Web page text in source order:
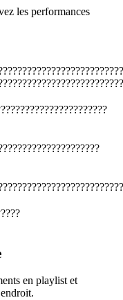
les performances
en playlist et